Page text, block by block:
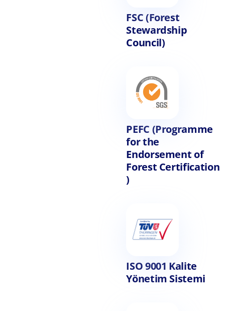
FSC (Forest
Stewardship
Council)
PEFC (Programme
for the
Endorsement of
Forest Certification
)
ISO 9001 Kalite
Yönetim Sistemi